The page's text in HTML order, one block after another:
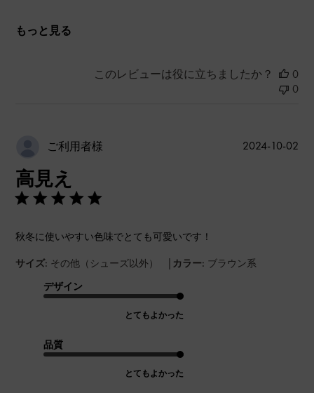
もっと見る
このレビューは役に立ちましたか？
0
0
ご利用者様
高見え
秋冬に使いやすい色味でとても可愛いです！
サイズ: その他（シューズ以外） | カラー: ブラウン系
デザイン
とてもよかった
品質
とてもよかった
公
2024-10-02